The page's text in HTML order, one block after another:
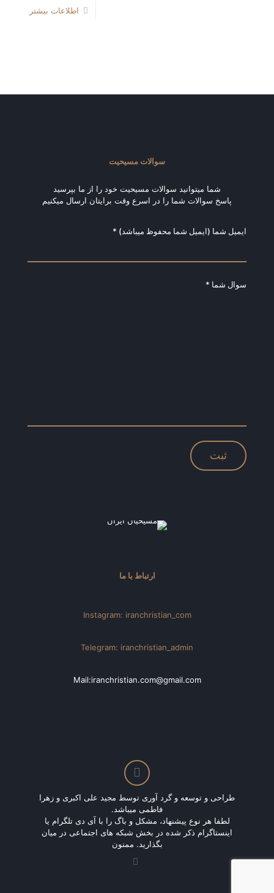
اطلاعات بیشتر
سوالات مسیحیت
شما میتوانید سوالات مسیحیت خود را از ما بپرسید
پاسخ سوالات شما را در اسرع وقت برایتان ارسال میکنیم
ایمیل شما (ایمیل شما محفوظ میباشد) *
سوال شما *
ارتباط با ما
Instagram: iranchristian_com
Telegram: iranchristian_admin
Mail:iranchristian.com@gmail.com
طراحی و توسعه و گرد آوری توسط مجید علی اکبری و زهرا
فاطمی میباشد.
لطفا هر نوع پیشنهاد، مشکل و باگ را با آی دی تلگرام یا
اینستاگرام ذکر شده در بخش شبکه های اجتماعی در میان
بگذارید. ممنون